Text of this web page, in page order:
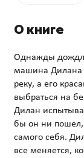
О книге
Однажды
машина Дилана
реку, а его
выбраться на
Дилан
бы он ни пошел,
самого себя.
все меняется,